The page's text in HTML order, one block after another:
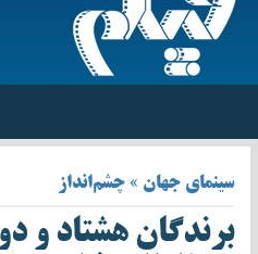
سینمای جهان » چشم‌انداز
برندگان هشتاد و